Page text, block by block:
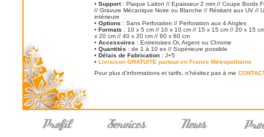
• Support: Plaque Laiton // Epaisseur 2 mm // Coupe Bords
// Gravure Mécanique Noire ou Blanche // Résitant aux UV //
intérieure
• Options : Sans Perforation // Perforation aux 4 Angles
• Formats : 10 x 5 cm // 10 x 10 cm // 15 x 15 cm // 20 x 15
x 20 cm // 40 x 20 cm // 60 x 60 cm
• Accessoires : Entretoises Or, Argent ou Chrome
• Quantités : de 1 à 10 ex // Supérieure possible
• Délais de Fabrication : J+5
• Livraison GRATUITE partout en France Métropolitaine
Pour plus d'informations et tarifs, n'hésitez pas à me